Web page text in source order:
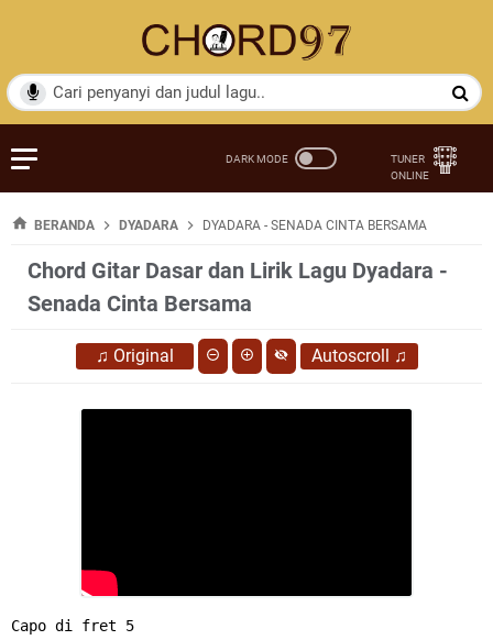
BERANDA DYADARA DYADARA - SENADA CINTA BERSAMA
Chord Gitar Dasar dan Lirik Lagu Dyadara -
Senada Cinta Bersama
♫ Original Autoscroll ♫
Capo di fret 5